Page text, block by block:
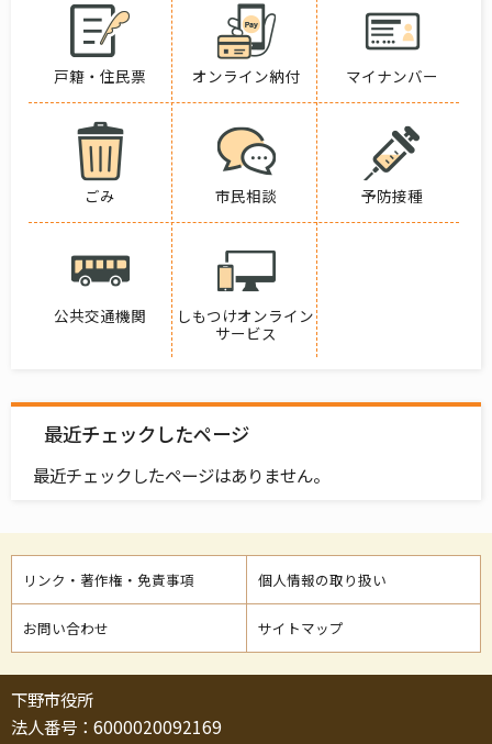
戸籍・住民票 オンライン納付 マイナンバー
ごみ 市民相談 予防接種
公共交通機関
しもつけオンライン
サービス
最近チェックしたページ
最近チェックしたページはありません。
リンク・著作権・免責事項 個人情報の取り扱い
お問い合わせ サイトマップ
下野市役所
法人番号：6000020092169